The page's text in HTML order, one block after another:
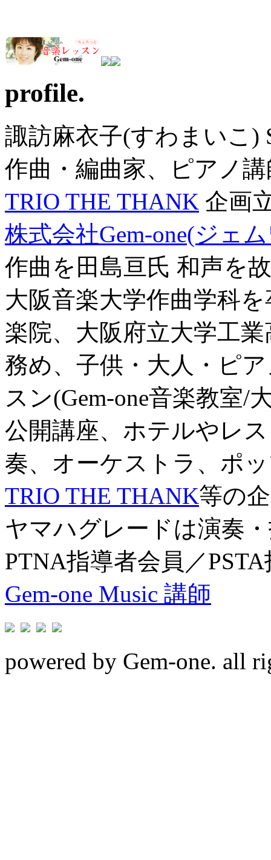
profile.
諏訪麻衣子(すわまいこ)
作曲・編曲家、ピアノ
TRIO THE THANK 企画
株式会社Gem-one(ジェ
作曲を田島亘氏 和声を
大阪音楽大学作曲学科
楽院、大阪府立大学工
務め、子供・大人・ピ
スン(Gem-one音楽教室/
公開講座、ホテルやレ
奏、オーケストラ、ポ
TRIO THE THANK等の
ヤマハグレードは演奏
PTNA指導者会員／
Gem-one Music 講師
powered by Gem-one. all